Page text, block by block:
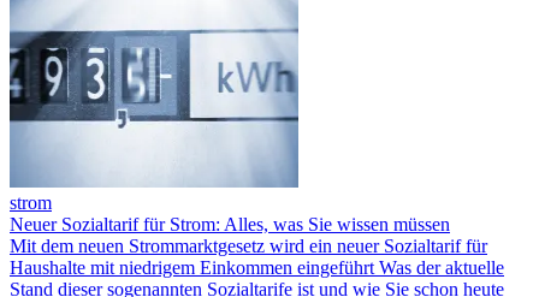
strom
Neuer Sozialtarif für Strom: Alles, was Sie wissen müssen
Mit dem neuen Strommarktgesetz wird ein neuer Sozialtarif für
Haushalte mit niedrigem Einkommen eingeführt Was der aktuelle
Stand dieser sogenannten Sozialtarife ist und wie Sie schon heute